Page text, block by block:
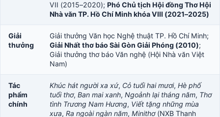
VII (2015–2020); Phó Chủ tịch Hội đồng Thơ Hội
Nhà văn TP. Hồ Chí Minh khóa VIII (2021–2025)
Giải
thưởng
Giải thưởng Văn học Nghệ thuật TP. Hồ Chí Minh;
Giải Nhất thơ báo Sài Gòn Giải Phóng (2010);
Giải thưởng thơ báo Văn nghệ (Hội Nhà văn Việt
Nam)
Tác
phẩm
chính
Khúc hát người xa xứ, Cỏ tuổi hai mươi, Hè phố
tuổi thơ, Ban mai xanh, Ngoảnh lại tháng năm, Thơ
tình Trương Nam Hương, Viết tặng những mùa
xưa, Ra ngoài ngàn năm, Minithơ(NXB Thanh